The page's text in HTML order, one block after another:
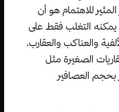
للاهتمام هو أن
يمكنه التغلب فقط على
والعناكب والعقارب،
الصغيرة مثل
بحجم العصافير